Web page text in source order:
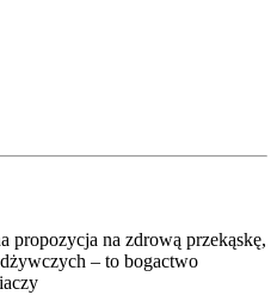
na zdrową przekąskę,
– to bogactwo